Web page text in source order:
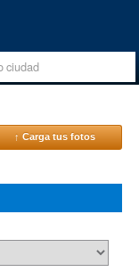
↑ Carga tus fotos